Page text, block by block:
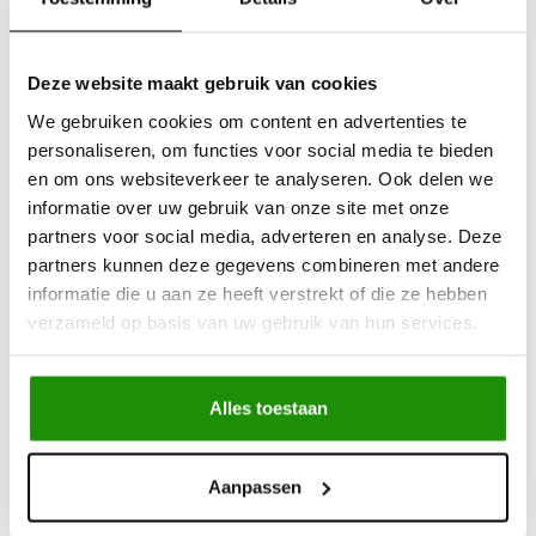
Deze website maakt gebruik van cookies
We gebruiken cookies om content en advertenties te
personaliseren, om functies voor social media te bieden
en om ons websiteverkeer te analyseren. Ook delen we
informatie over uw gebruik van onze site met onze
partners voor social media, adverteren en analyse. Deze
partners kunnen deze gegevens combineren met andere
informatie die u aan ze heeft verstrekt of die ze hebben
verzameld op basis van uw gebruik van hun services.
Alles toestaan
Aanpassen
Trial Kit 3"
€701,65
Excl. btw
Incl. btw
Dynamic Shackle Kit
€326,45
Excl. btw
Incl. btw